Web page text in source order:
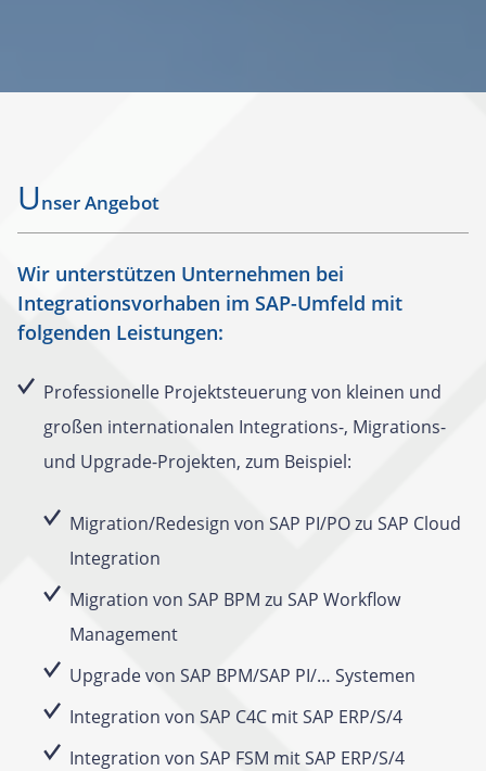
Unser Angebot
Wir unterstützen Unternehmen bei
Integrationsvorhaben im SAP-Umfeld mit
folgenden Leistungen:
Professionelle Projektsteuerung von kleinen und
großen internationalen Integrations-, Migrations-
und Upgrade-Projekten, zum Beispiel:
Migration/Redesign von SAP PI/PO zu SAP Cloud
Integration
Migration von SAP BPM zu SAP Workflow
Management
Upgrade von SAP BPM/SAP PI/… Systemen
Integration von SAP C4C mit SAP ERP/S/4
Integration von SAP FSM mit SAP ERP/S/4